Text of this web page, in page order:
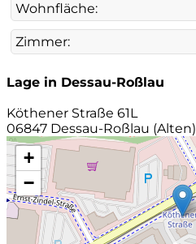
Wohnfläche:
Zimmer:
Lage in Dessau-Roßlau
Köthener Straße 61L
06847 Dessau-Roßlau (Alten)
+
−